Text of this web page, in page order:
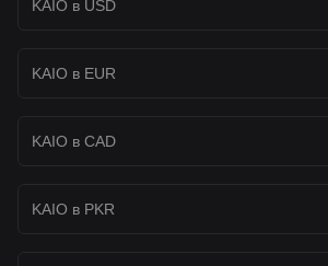
KAIO в USD
KAIO в EUR
KAIO в CAD
KAIO в PKR